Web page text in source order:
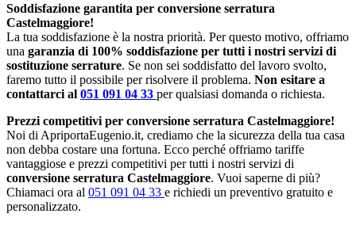
Soddisfazione garantita per conversione serratura
Castelmaggiore!
La tua soddisfazione è la nostra priorità. Per questo motivo, offriamo
una garanzia di 100% soddisfazione per tutti i nostri servizi di
sostituzione serrature. Se non sei soddisfatto del lavoro svolto,
faremo tutto il possibile per risolvere il problema. Non esitare a
contattarci al 051 091 04 33 per qualsiasi domanda o richiesta.
Prezzi competitivi per conversione serratura Castelmaggiore!
Noi di ApriportaEugenio.it, crediamo che la sicurezza della tua casa
non debba costare una fortuna. Ecco perché offriamo tariffe
vantaggiose e prezzi competitivi per tutti i nostri servizi di
conversione serratura Castelmaggiore. Vuoi saperne di più?
Chiamaci ora al 051 091 04 33 e richiedi un preventivo gratuito e
personalizzato.